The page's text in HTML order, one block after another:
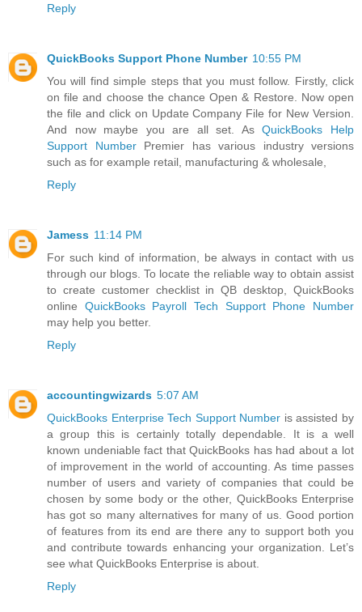
Reply
QuickBooks Support Phone Number 10:55 PM
You will find simple steps that you must follow. Firstly, click
on file and choose the chance Open & Restore. Now open
the file and click on Update Company File for New Version.
And now maybe you are all set. AsQuickBooks Help
Support NumberPremier has various industry versions
such as for example retail, manufacturing & wholesale,
Reply
Jamess 11:14 PM
For such kind of information, be always in contact with us
through our blogs. To locate the reliable way to obtain assist
to create customer checklist in QB desktop, QuickBooks
online QuickBooks Payroll Tech Support Phone Number
may help you better.
Reply
accountingwizards 5:07 AM
QuickBooks Enterprise Tech Support Number is assisted by
a group this is certainly totally dependable. It is a well
known undeniable fact that QuickBooks has had about a lot
of improvement in the world of accounting. As time passes
number of users and variety of companies that could be
chosen by some body or the other, QuickBooks Enterprise
has got so many alternatives for many of us. Good portion
of features from its end are there any to support both you
and contribute towards enhancing your organization. Let’s
see what QuickBooks Enterprise is about.
Reply